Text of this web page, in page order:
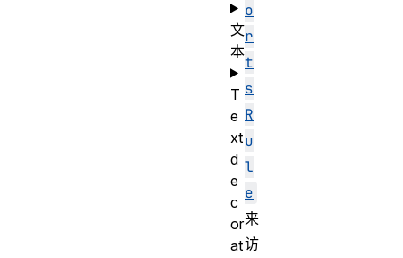
o
r
t
s
R
u
l
e
来
访
文
本
T
e
xt
d
e
c
or
at